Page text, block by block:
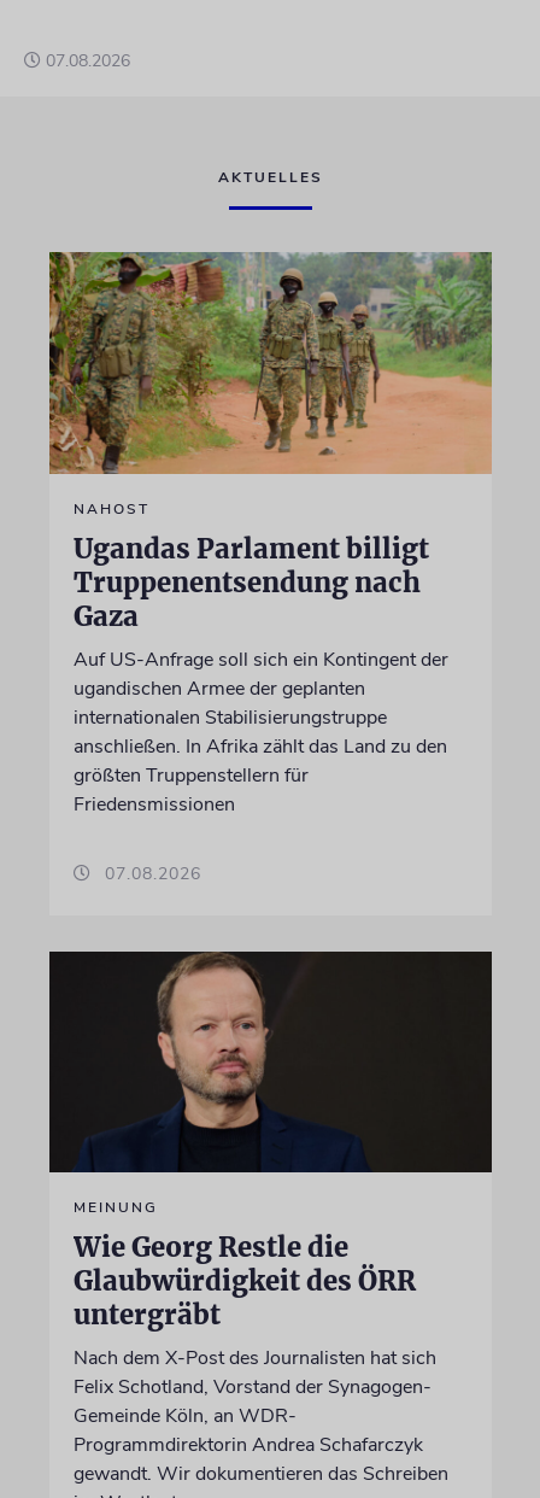
07.08.2026
AKTUELLES
NAHOST
Ugandas Parlament billigt
Truppenentsendung nach
Gaza
Auf US-Anfrage soll sich ein Kontingent der
ugandischen Armee der geplanten
internationalen Stabilisierungstruppe
anschließen. In Afrika zählt das Land zu den
größten Truppenstellern für
Friedensmissionen
07.08.2026
MEINUNG
Wie Georg Restle die
Glaubwürdigkeit des ÖRR
untergräbt
Nach dem X-Post des Journalisten hat sich
Felix Schotland, Vorstand der Synagogen-
Gemeinde Köln, an WDR-
Programmdirektorin Andrea Schafarczyk
gewandt. Wir dokumentieren das Schreiben